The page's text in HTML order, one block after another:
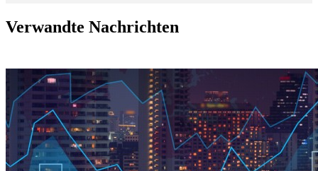
Verwandte Nachrichten